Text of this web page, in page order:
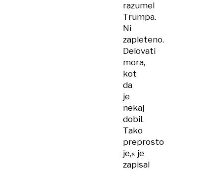
razumel
Trumpa.
Ni
zapleteno.
Delovati
mora,
kot
da
je
nekaj
dobil.
Tako
preprosto
je,« je
zapisal